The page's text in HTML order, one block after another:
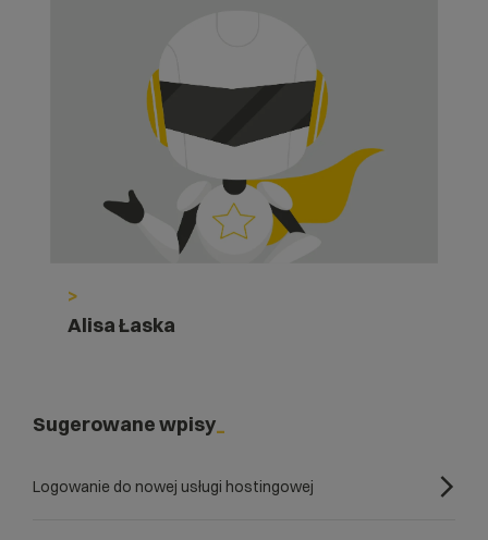
>
Alisa Łaska
Sugerowane wpisy
Logowanie do nowej usługi hostingowej